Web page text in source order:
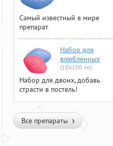
Самый известный в мире
препарат
Набор для
влюбленных
(10х100 мг)
Набор для двоих, добавь
страсти в постель!
Все препараты